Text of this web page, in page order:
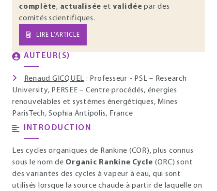
complète, actualisée et validée par des
comités scientifiques.
LIRE L’ARTICLE
AUTEUR(S)
Renaud GICQUEL : Professeur - PSL – Research
University, PERSEE – Centre procédés, énergies
renouvelables et systèmes énergétiques, Mines
ParisTech, Sophia Antipolis, France
INTRODUCTION
Les cycles organiques de Rankine (COR), plus connus
sous le nom de Organic Rankine Cycle (ORC) sont
des variantes des cycles à vapeur à eau, qui sont
utilisés lorsque la source chaude à partir de laquelle on